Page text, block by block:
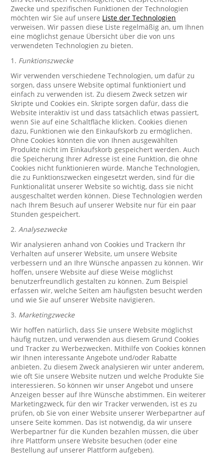
Zwecke und spezifischen Funktionen der Technologien
möchten wir Sie auf unsere Liste der Technologien
verweisen. Wir passen diese Liste regelmäßig an, um Ihnen
eine möglichst genaue Übersicht über die von uns
verwendeten Technologien zu bieten.
1. Funktionszwecke
Wir verwenden verschiedene Technologien, um dafür zu
sorgen, dass unsere Website optimal funktioniert und
einfach zu verwenden ist. Zu diesem Zweck setzen wir
Skripte und Cookies ein. Skripte sorgen dafür, dass die
Website interaktiv ist und dass tatsächlich etwas passiert,
wenn Sie auf eine Schaltfläche klicken. Cookies dienen
dazu, Funktionen wie den Einkaufskorb zu ermöglichen.
Ohne Cookies könnten die von Ihnen ausgewählten
Produkte nicht im Einkaufskorb gespeichert werden. Auch
die Speicherung Ihrer Adresse ist eine Funktion, die ohne
Cookies nicht funktionieren würde. Manche Technologien,
die zu Funktionszwecken eingesetzt werden, sind für die
Funktionalität unserer Website so wichtig, dass sie nicht
ausgeschaltet werden können. Diese Technologien werden
nach Ihrem Besuch auf unserer Website nur für ein paar
Stunden gespeichert.
2.Analysezwecke
Wir analysieren anhand von Cookies und Trackern Ihr
Verhalten auf unserer Website, um unsere Website
verbessern und an Ihre Wünsche anpassen zu können. Wir
hoffen, unsere Website auf diese Weise möglichst
benutzerfreundlich gestalten zu können. Zum Beispiel
erfassen wir, welche Seiten am häufigsten besucht werden
und wie Sie auf unserer Website navigieren.
3. Marketingzwecke
Wir hoffen natürlich, dass Sie unsere Website möglichst
häufig nutzen, und verwenden aus diesem Grund Cookies
und Tracker zu Werbezwecken. Mithilfe von Cookies können
wir Ihnen interessante Angebote und/oder Rabatte
anbieten. Zu diesem Zweck analysieren wir unter anderem,
wie oft Sie unsere Website nutzen und welche Produkte Sie
interessieren. So können wir unser Angebot und unsere
Anzeigen besser auf Ihre Wünsche abstimmen. Ein weiterer
Marketingzweck, für den wir Tracker verwenden, ist es zu
prüfen, ob Sie von einer Website unserer Werbepartner auf
unsere Seite kommen. Das ist notwendig, da wir unsere
Werbepartner für die Kunden bezahlen müssen, die über
ihre Plattform unsere Website besuchen (oder eine
Bestellung auf unserer Plattform aufgeben).